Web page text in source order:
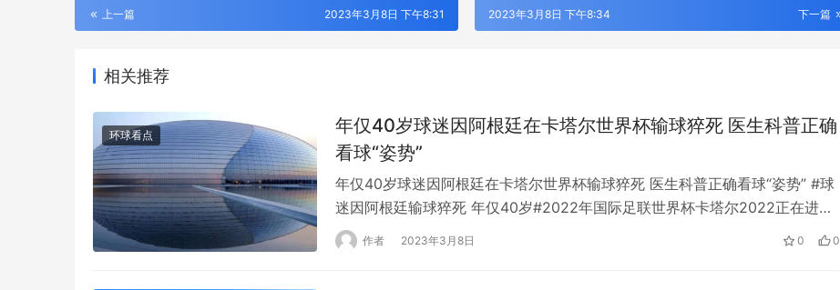
上一篇 2023年3月8日 下午8:31 下一篇
2023年3月8日 下午8:34
相关推荐
环球看点
年仅40岁球迷因阿根廷在卡塔尔世界杯输球猝死 医生科普正确
看球“姿势”
年仅40岁球迷因阿根廷在卡塔尔世界杯输球猝死 医生科普正确看球“姿势” #球
迷因阿根廷输球猝死 年仅40岁#2022年国际足联世界杯卡塔尔2022正在进行
中，它吸引了世界各地球迷的关注。但需要提醒你的是，看球时一定要照顾好
作者 2023年3月8日 0 0